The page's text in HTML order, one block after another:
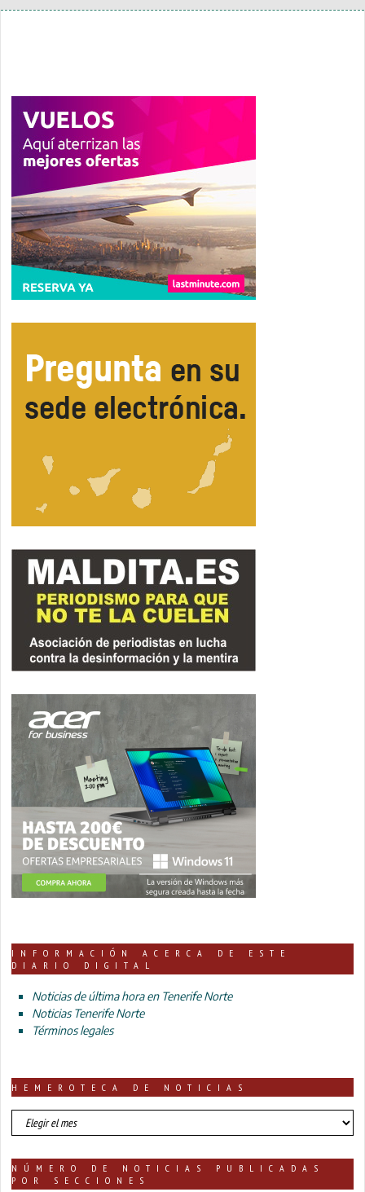
INFORMACIÓN ACERCA DE ESTE
DIARIO DIGITAL
Noticias de última hora en Tenerife Norte
Noticias Tenerife Norte
Términos legales
HEMEROTECA DE NOTICIAS
HEMEROTECA
DE
NÚMERO DE NOTICIAS PUBLICADAS
POR SECCIONES